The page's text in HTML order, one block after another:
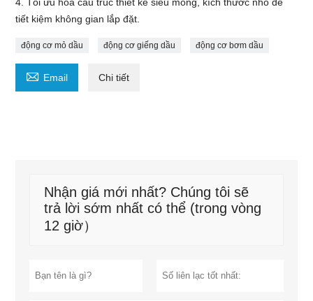
tiết kiệm không gian lắp đặt.
động cơ mỏ dầu động cơ giếng dầu động cơ bơm dầu
 Email Chi tiết
Nhận giá mới nhất? Chúng tôi sẽ
trả lời sớm nhất có thể (trong vòng
12 giờ）